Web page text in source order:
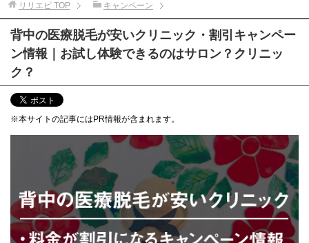
リリエピ TOP キャンペーン
背中の医療脱毛が安いクリニック・割引キャンペー
ン情報｜お試し体験できるのはサロン？クリニッ
ク？
※本サイトの記事にはPR情報が含まれます。